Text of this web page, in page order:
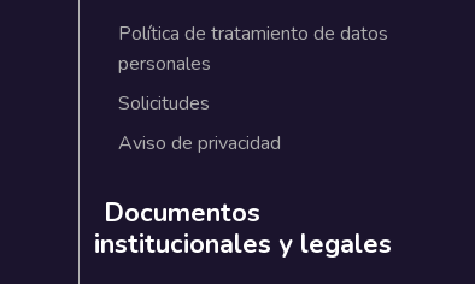
Política de tratamiento de datos
personales
Solicitudes
Aviso de privacidad
Documentos
institucionales y legales